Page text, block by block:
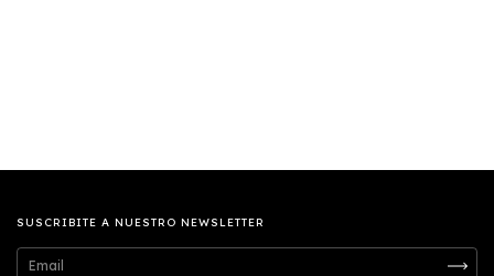
SUSCRIBITE A NUESTRO NEWSLETTER